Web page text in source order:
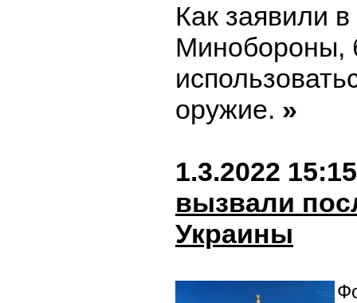
Как заявили
Минобороны,
оружие. »
1.3.2022 15:15
вызвали
Украины